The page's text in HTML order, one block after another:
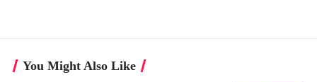
You Might Also Like